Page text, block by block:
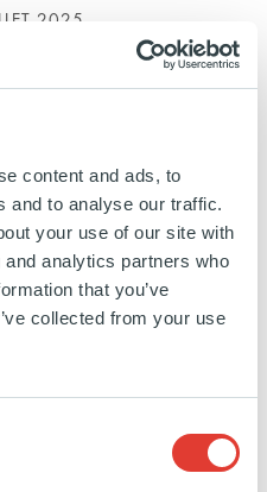
content and ads, to
and to analyse our traffic.
your use of our site with
analytics partners who
that you’ve
collected from your use
2025